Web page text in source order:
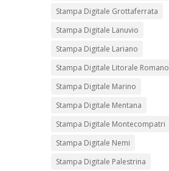
Stampa Digitale Grottaferrata
Stampa Digitale Lanuvio
Stampa Digitale Lariano
Stampa Digitale Litorale Romano
Stampa Digitale Marino
Stampa Digitale Mentana
Stampa Digitale Montecompatri
Stampa Digitale Nemi
Stampa Digitale Palestrina